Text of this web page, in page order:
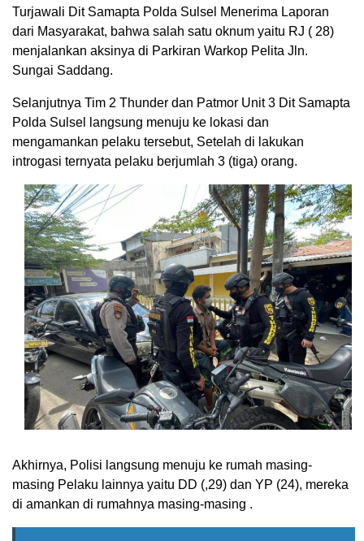
Turjawali Dit Samapta Polda Sulsel Menerima Laporan
dari Masyarakat, bahwa salah satu oknum yaitu RJ ( 28)
menjalankan aksinya di Parkiran Warkop Pelita Jln.
Sungai Saddang.
Selanjutnya Tim 2 Thunder dan Patmor Unit 3 Dit Samapta
Polda Sulsel langsung menuju ke lokasi dan
mengamankan pelaku tersebut, Setelah di lakukan
introgasi ternyata pelaku berjumlah 3 (tiga) orang.
Akhirnya, Polisi langsung menuju ke rumah masing-
masing Pelaku lainnya yaitu DD (,29) dan YP (24), mereka
di amankan di rumahnya masing-masing .